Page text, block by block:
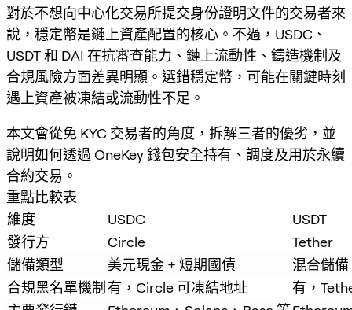
對於不想向中心化交易所提交身份證明文件的交易者來
說，穩定幣是鏈上資產配置的核心。不過，USDC、
USDT 和 DAI 在抗審查能力、鏈上流動性、鑄造機制及
合規風險方面差異明顯。選錯穩定幣，可能在關鍵時刻
遇上資產被凍結或流動性不足。
本文會從免 KYC 交易者的角度，拆解三者的優劣，並
說明如何透過 OneKey 錢包安全持有、調度及用於永續
合約交易。
重點比較表
維度
USDC
USDT
發行方
Circle
Tether
儲備類型
美元現金 + 短期國債
混合儲
合規黑名單機制 有，Circle 可凍結地址
有，